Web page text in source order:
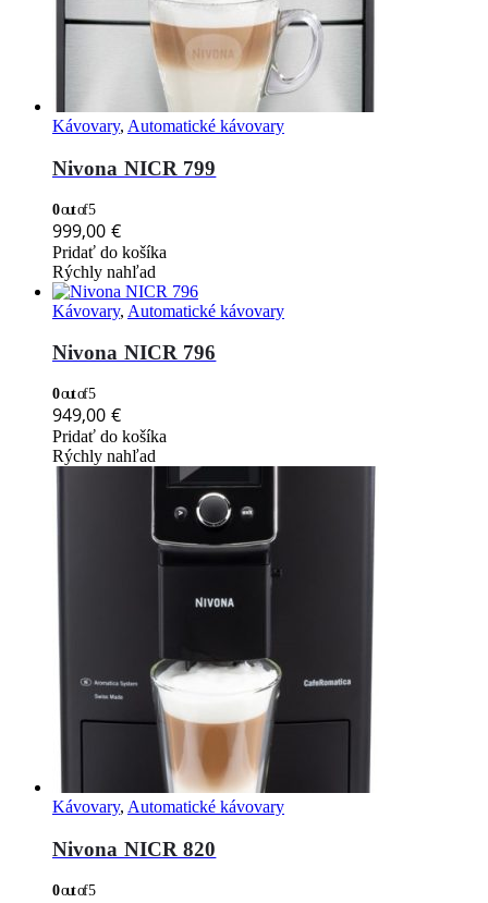
Kávovary, Automatické kávovary
Nivona NICR 799
0out of 5
999,00 €
Pridať do košíka
Rýchly nahľad
Kávovary, Automatické kávovary
Nivona NICR 796
0out of 5
949,00 €
Pridať do košíka
Rýchly nahľad
Kávovary, Automatické kávovary
Nivona NICR 820
0out of 5